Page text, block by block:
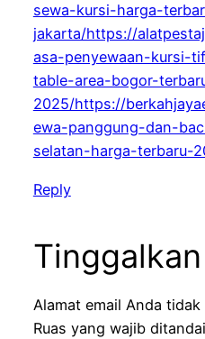
sewa-kursi-harga-
jakarta/https://
asa-penyewaan-kursi-
table-area-bogor-
2025/https://
ewa-panggung-dan-
selatan-harga-terbaru-
Reply
Alamat email Anda
Ruas yang wajib ditandai